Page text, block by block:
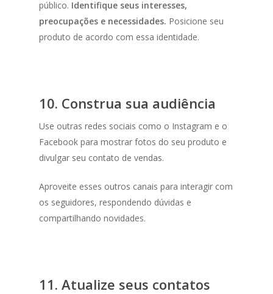
público. Identifique seus interesses,
preocupações e necessidades. Posicione seu
produto de acordo com essa identidade.
10. Construa sua audiência
Use outras redes sociais como o Instagram e o
Facebook para mostrar fotos do seu produto e
divulgar seu contato de vendas.
Aproveite esses outros canais para interagir com
os seguidores, respondendo dúvidas e
compartilhando novidades.
11. Atualize seus contatos